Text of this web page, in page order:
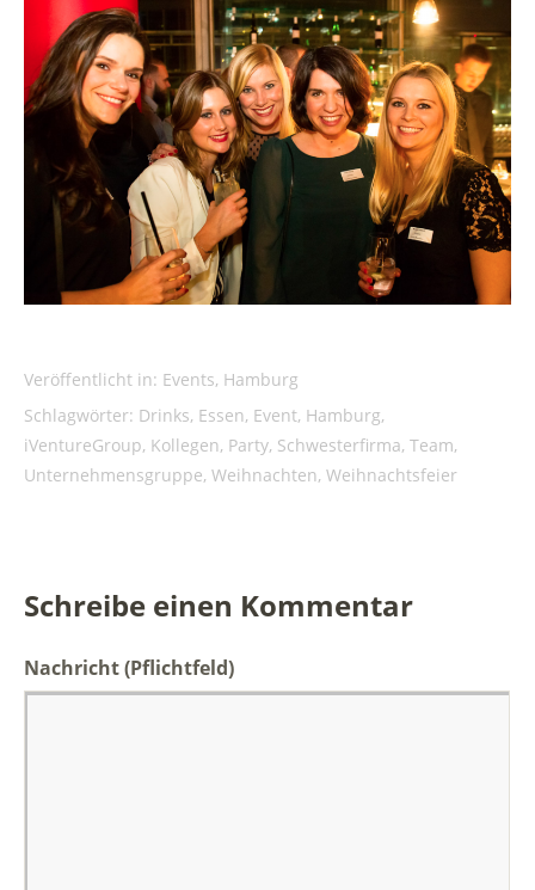
Veröffentlicht in: Events, Hamburg
Schlagwörter: Drinks, Essen, Event, Hamburg,
iVentureGroup, Kollegen, Party, Schwesterfirma, Team,
Unternehmensgruppe, Weihnachten, Weihnachtsfeier
Schreibe einen Kommentar
Nachricht(Pflichtfeld)